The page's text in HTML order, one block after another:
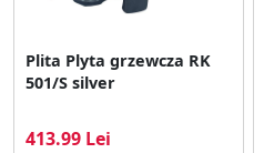
Plita Plyta grzewcza RK
501/S silver
413.99 Lei